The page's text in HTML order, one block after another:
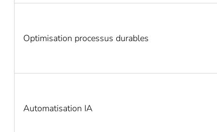
Optimisation processus durables
Automatisation IA